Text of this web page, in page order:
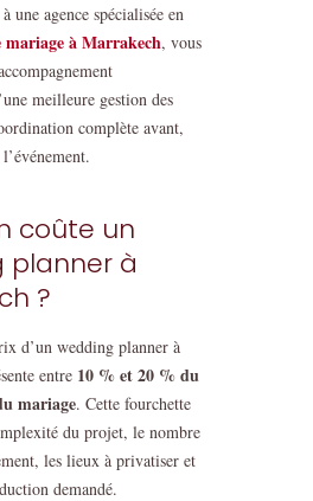
une agence spécialisée en
mariage à Marrakech, vous
meilleure gestion des
complète avant,
coûte un
planner à
?
d’un wedding planner à
entre 10 % et 20 % du
mariage. Cette fourchette
du projet, le nombre
les lieux à privatiser et
demandé.